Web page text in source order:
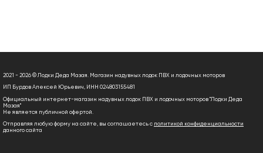
2021 - 2026 © Лодки Деда Мазая. Магазин надувных лодок ПВХ и лодочных моторов
ИП Бурдов Алексей Юрьевич, ИНН 024803155481
Официальный интернет-магазин надувных лодок ПВХ и лодочных моторов "Лодки Деда
Мазая"
Не является публичной офертой.
Отправляя любую форму на сайте, вы соглашаетесь с политикой конфиденциальности
данного сайта